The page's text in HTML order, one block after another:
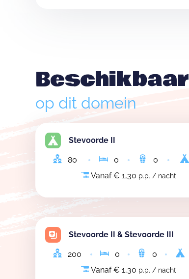
Beschikbaar
op dit domein
Stevoorde II
80 0 0
Vanaf € 1,30 p.p. / nacht
Stevoorde II & Stevoorde III
200 0 0
Vanaf € 1,30 p.p. / nacht